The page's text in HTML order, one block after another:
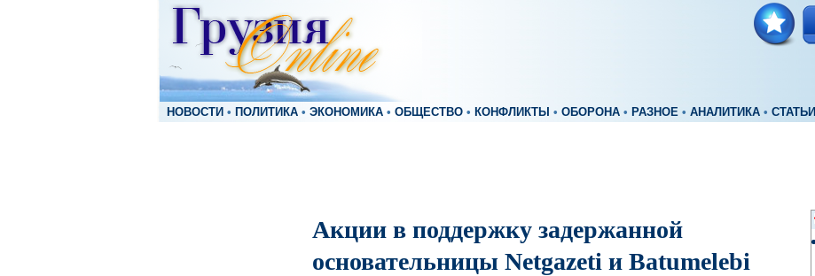
НОВОСТИ • ПОЛИТИКА • ЭКОНОМИКА • ОБЩЕСТВО • КОНФЛИКТЫ • ОБОРОНА • РАЗНОЕ • АНАЛИТИКА • СТАТЬИ
Акции в поддержку задержанной
основательницы Netgazeti и Batumelebi